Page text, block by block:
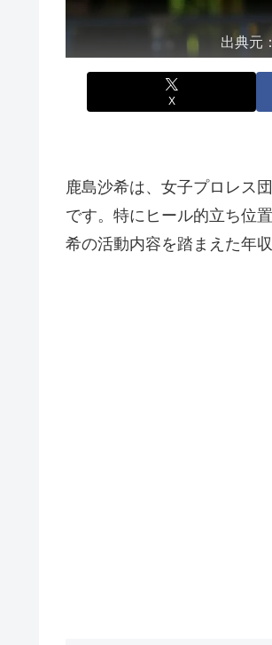
出典元
X
鹿島沙希は、女子プロレス
です。特にヒール的立ち位
希の活動内容を踏まえた年